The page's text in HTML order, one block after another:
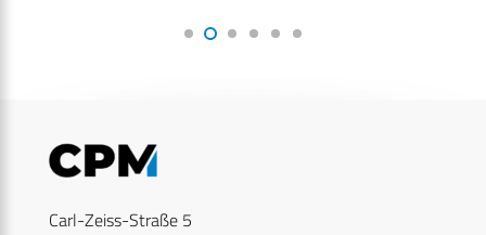
Carl-Zeiss-Straße 5